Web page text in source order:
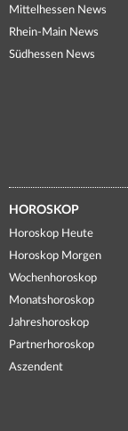
Mittelhessen News
Rhein-Main News
Südhessen News
HOROSKOP
Horoskop Heute
Horoskop Morgen
Wochenhoroskop
Monatshoroskop
Jahreshoroskop
Partnerhoroskop
Aszendent